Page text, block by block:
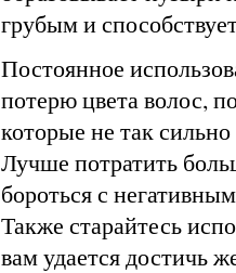
грубым и
Постоянное
потерю цвета волос,
которые не так
Лучше потратить
бороться с
Также старайтесь
вам удается достичь